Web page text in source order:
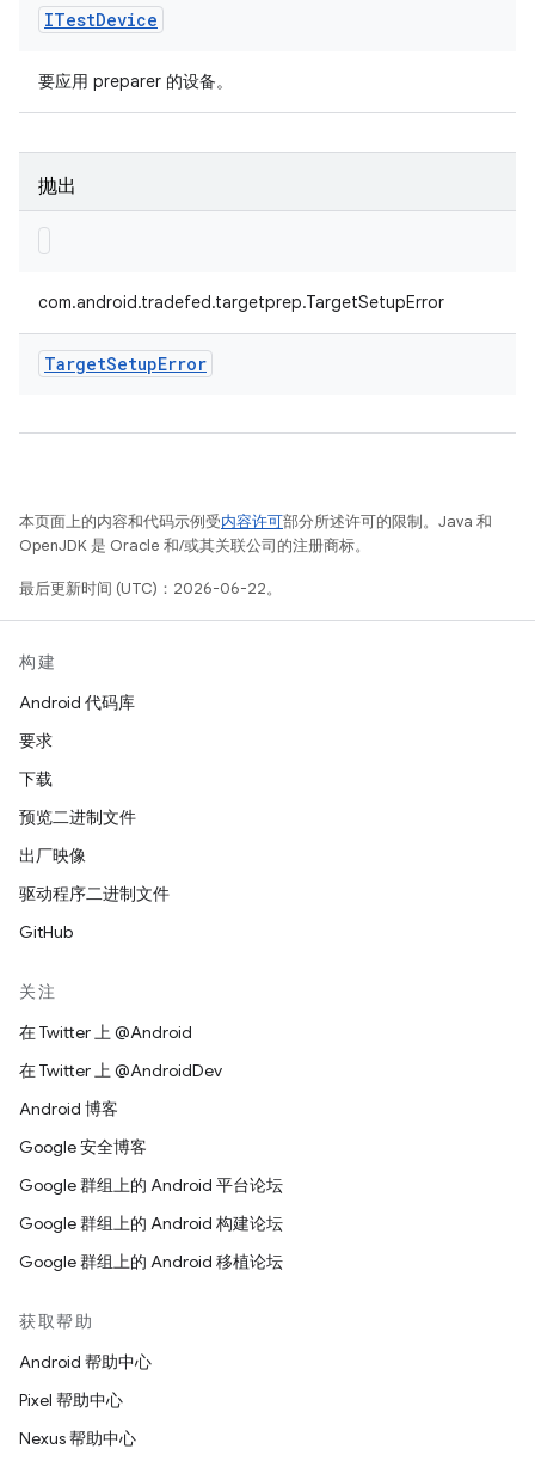
ITestDevice
要应用 preparer 的设备。
抛出
com.android.tradefed.targetprep.TargetSetupError
TargetSetupError
本页面上的内容和代码示例受内容许可部分所述许可的限制。Java 和
OpenJDK 是 Oracle 和/或其关联公司的注册商标。
最后更新时间 (UTC)：2026-06-22。
构建
Android 代码库
要求
下载
预览二进制文件
出厂映像
驱动程序二进制文件
GitHub
关注
在 Twitter 上 @Android
在 Twitter 上 @AndroidDev
Android 博客
Google 安全博客
Google 群组上的 Android 平台论坛
Google 群组上的 Android 构建论坛
Google 群组上的 Android 移植论坛
获取帮助
Android 帮助中心
Pixel 帮助中心
Nexus 帮助中心